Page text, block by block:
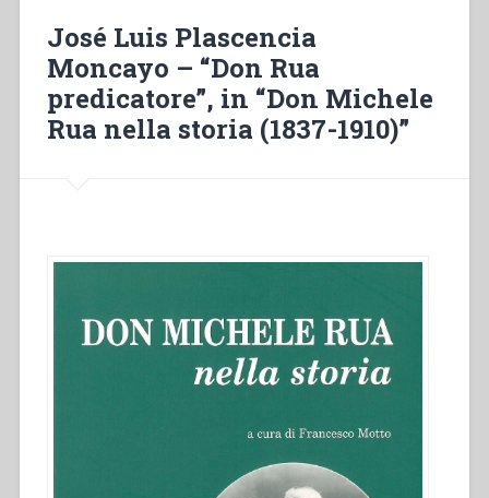
beato
don
Bosco
(1876-
1877)”
José Luis Plascencia
Moncayo – “Don Rua
predicatore”, in “Don Michele
Rua nella storia (1837-1910)”